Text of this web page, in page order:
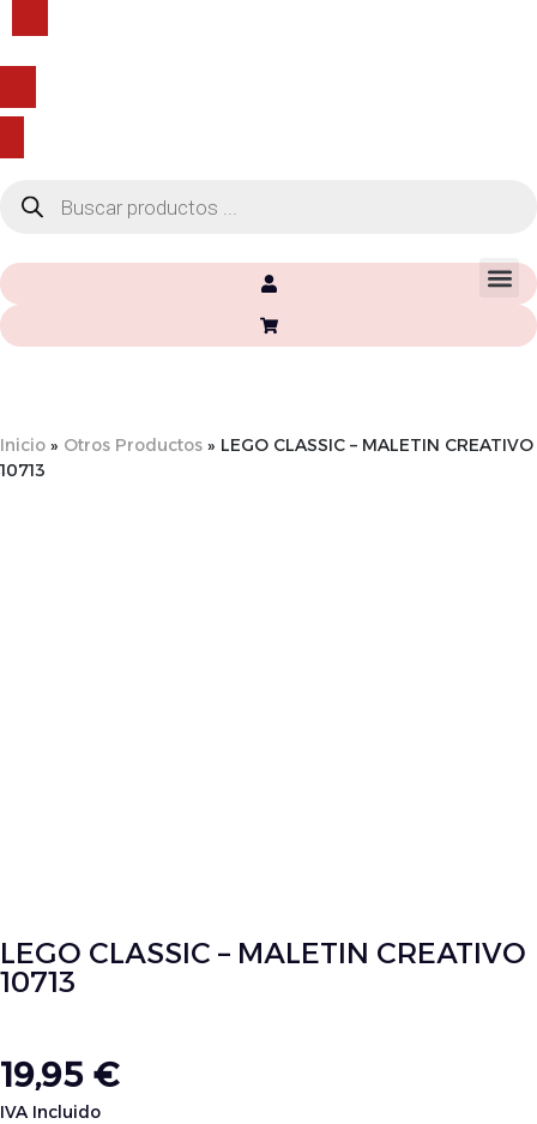
Envío gratis con compras superiores a 60€*
Inicio » Otros Productos » LEGO CLASSIC – MALETIN CREATIVO
10713
LEGO CLASSIC – MALETIN CREATIVO
10713
19,95 €
IVA Incluido